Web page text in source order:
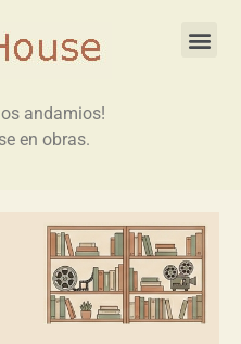
andamios!
en obras.